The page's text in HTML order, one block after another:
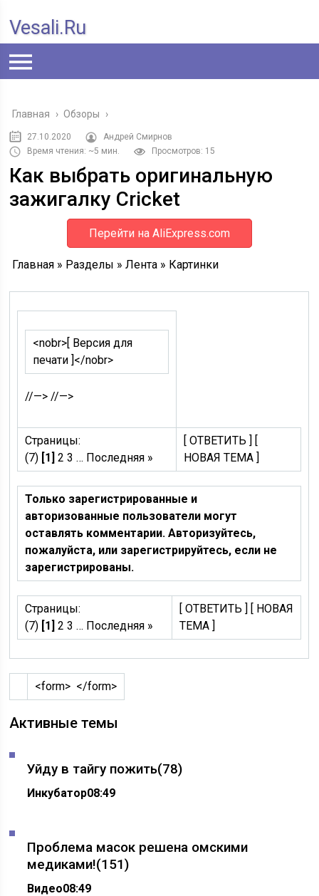
Vesali.ru
Главная › Обзоры ›
27.10.2020
Андрей Смирнов
Время чтения: ~5 мин.
Просмотров: 15
Как выбрать оригинальную
зажигалку Cricket
Перейти на AliExpress.com
Главная » Разделы » Лента » Картинки
<nobr>[ Версия для
печати ]</nobr>
//—> //—>
Страницы:
(7) [1] 2 3 … Последняя »
[ ОТВЕТИТЬ ] [
НОВАЯ ТЕМА ]
Только зарегистрированные и
авторизованные пользователи могут
оставлять комментарии. Авторизуйтесь,
пожалуйста, или зарегистрируйтесь, если не
зарегистрированы.
Страницы:
(7) [1] 2 3 … Последняя »
[ ОТВЕТИТЬ ] [ НОВАЯ
ТЕМА ]
<form> </form>
Активные темы
Уйду в тайгу пожить(78)
Инкубатор08:49
Проблема масок решена омскими
медиками!(151)
Видео08:49